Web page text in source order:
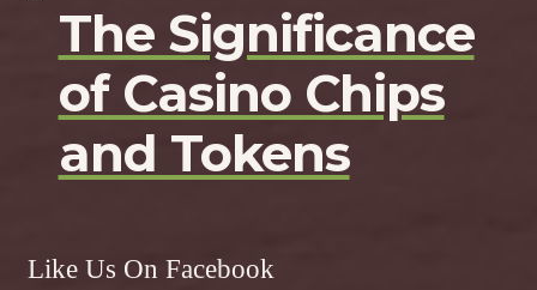
The Significance
of Casino Chips
and Tokens
Like Us On Facebook